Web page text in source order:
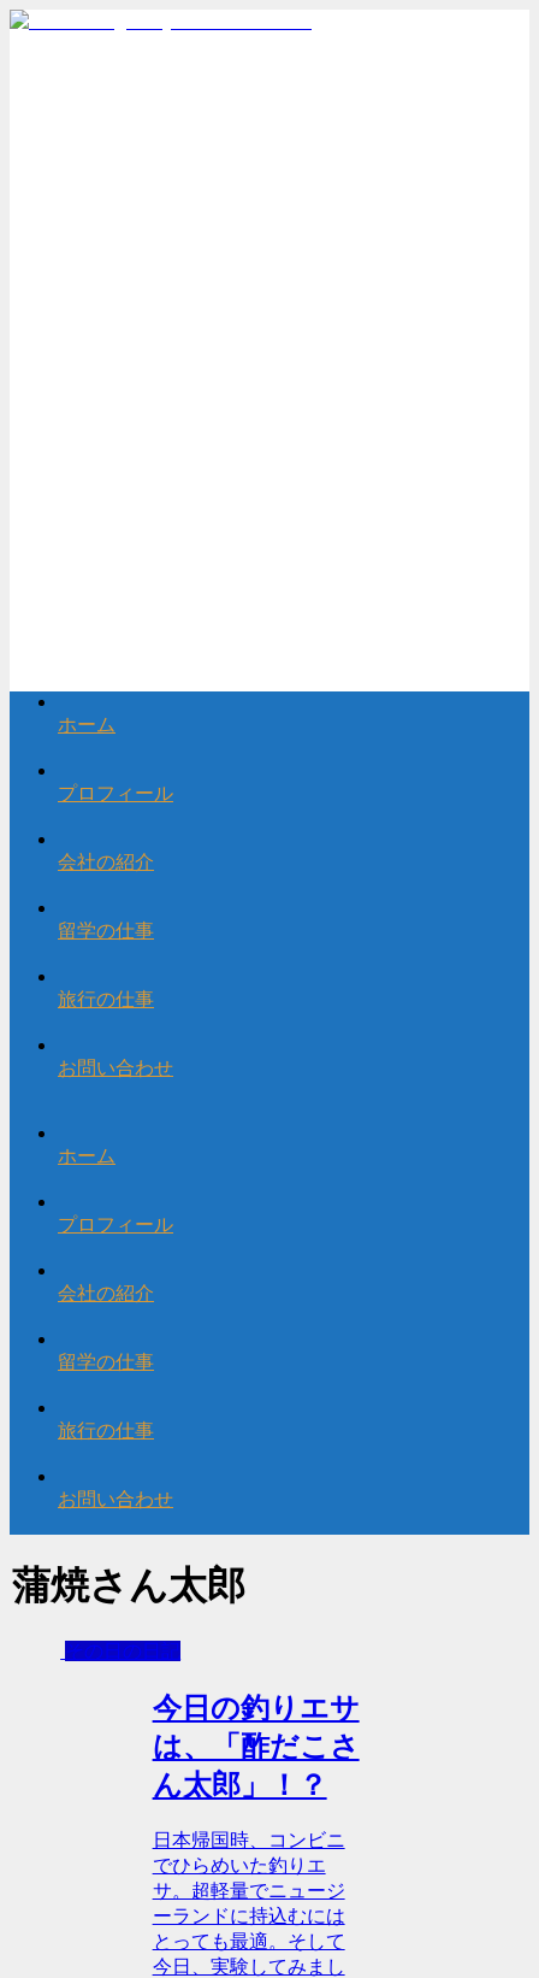
ホーム
プロフィール
会社の紹介
留学の仕事
旅行の仕事
お問い合わせ
ホーム
プロフィール
会社の紹介
留学の仕事
旅行の仕事
お問い合わせ
蒲焼さん太郎
その日の日記
今日の釣りエサ
は、「酢だこさ
ん太郎」！？
日本帰国時、コンビニ
でひらめいた釣りエ
サ。超軽量でニュージ
ーランドに持込むには
とっても最適。そして
今日、実験してみまし